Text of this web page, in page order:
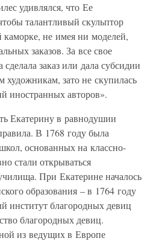
удивлялся, что Ее
талантливый скульптор
не имея ни моделей,
заказов. За все свое
заказ или дала субсидии
художникам, зато не скупилась
иностранных авторов».
Екатерину в равнодушии
В 1768 году была
основанных на классно-
стали открываться
При Екатерине началось
образования – в 1764 году
благородных девиц
благородных девиц.
из ведущих в Европе